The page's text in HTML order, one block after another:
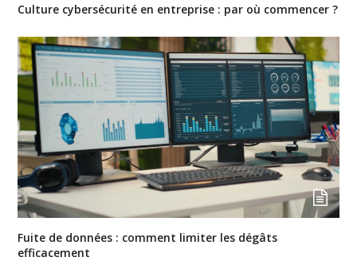
Culture cybersécurité en entreprise : par où commencer ?
Fuite de données : comment limiter les dégâts
efficacement